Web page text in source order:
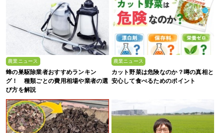
農業ニュース
蜂の巣駆除業者おすすめランキン
グ！ 種類ごとの費用相場や業者の選
び方を解説
農業ニュース
カット野菜は危険なのか？噂の真相と
安心して食べるためのポイント